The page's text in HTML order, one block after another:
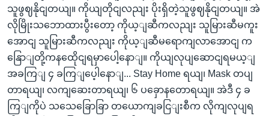
သူဖွဈနိုငျတယျ။ ကိုယျတိုငျလညျး ပိုးရှိတဲ့သူဖွဈနိုငျတယျ။ အဲ
လိုမြိုးသဘောထားပွီးတော့ ကိုယ့ျဆီကလညျး သူမြားဆီမကူး
အောငျ သူမြားဆီကလညျး ကိုယ့ျဆီမရောကျလာအောငျ က
နြောျတို့ကနထေိုငျရမှာပေါ့နောျ။ ကိုယျလုပျဆောငျရမယ့ျ
အခကြျ ၄ ခကြျပေ့ါနောျ... Stay Home ရယျ၊ Mask တပျ
တာရယျ၊ လကျဆေးတာရယျ၊ ၆ ပခှောနတောရယျ။ အဲဒီ ၄ ခ
ကြျကိုပဲ သသေခြောခြာ တယောကျခငြျးစီက လိုကျလုပျရ